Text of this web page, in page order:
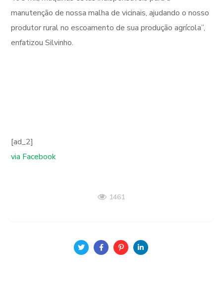
manutenção de nossa malha de vicinais, ajudando o nosso
produtor rural no escoamento de sua produção agrícola”,
enfatizou Silvinho.
[ad_2]
via Facebook
1461